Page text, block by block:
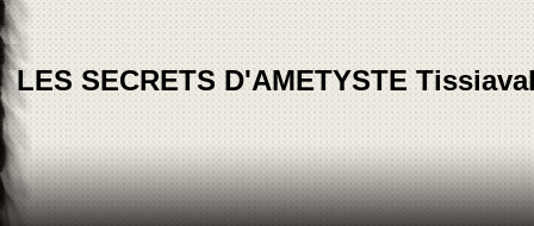
LES SECRETS D'AMETYSTE